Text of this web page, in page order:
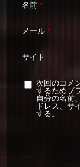
名前 *
メール *
サイト
次回のコメ
するためブ
自分の名前
ドレス、サ
する。